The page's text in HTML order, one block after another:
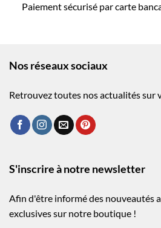
Paiement sécurisé par carte
Nos réseaux sociaux
Retrouvez toutes nos actualités sur
S'inscrire à notre newsletter
Afin d'être informé des nouveautés
exclusives sur notre boutique !